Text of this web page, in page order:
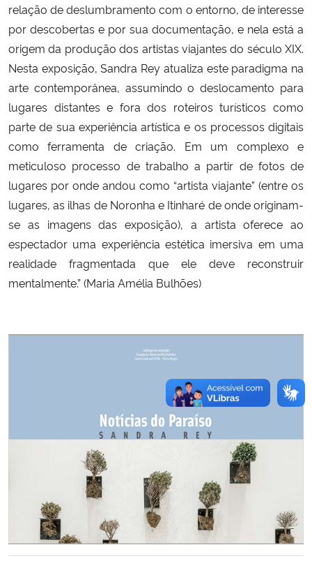
Ministério da Mulher, da Família e dos Direitos Humanos
Secretaria-Geral
Secretaria de Governo
Gabinete de Segurança Institucional
Advocacia-Geral da União
Banco Central do Brasil
relação de deslumbramento com o entorno, de interesse
por descobertas e por sua documentação, e nela está a
origem da produção dos artistas viajantes do século XIX.
Nesta exposição, Sandra Rey atualiza este paradigma na
arte contemporânea, assumindo o deslocamento para
lugares distantes e fora dos roteiros turísticos como
parte de sua experiência artística e os processos digitais
como ferramenta de criação. Em um complexo e
meticuloso processo de trabalho a partir de fotos de
lugares por onde andou como “artista viajante” (entre os
lugares, as ilhas de Noronha e Itinharé de onde originam-
se as imagens das exposição), a artista oferece ao
espectador uma experiência estética imersiva em uma
realidade fragmentada que ele deve reconstruir
mentalmente.” (Maria Amélia Bulhões)